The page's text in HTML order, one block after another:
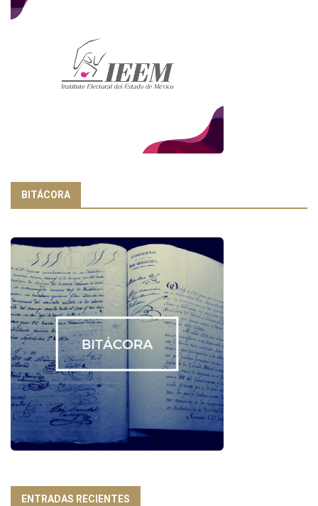
BITÁCORA
ENTRADAS RECIENTES